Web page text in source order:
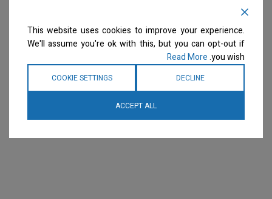
שמפו
המחיר ייחשף רק לבעלי
מספרות רשומיםצרו קשר
למידע נוסף
שמפו
המחיר ייחשף רק לבעלי
מספרות רשומיםצרו קשר
למידע נוסף
This website uses cookies to improve your experience.
We'll assume you're ok with this, but you can opt-out if
you wish.
Read More
DECLINE
COOKIE SETTINGS
ACCEPT ALL